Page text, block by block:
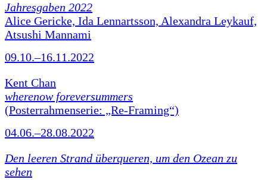
Jahresgaben 2022
Alice Gericke, Ida Lennartsson, Alexandra Leykauf,
Atsushi Mannami
09.10.–16.11.2022
Kent Chan
wherenow foreversummers
(Posterrahmenserie: „Re-Framing“)
04.06.–28.08.2022
Den leeren Strand überqueren, um den Ozean zu
sehen